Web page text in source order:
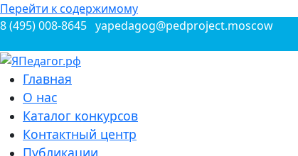
Перейти к содержимому
8 (495) 008-8645 yapedagog@pedproject.moscow
ЯПедагог.рф
Всероссийские конкурсы для педагогов
Главная
О нас
Каталог конкурсов
Контактный центр
Публикации